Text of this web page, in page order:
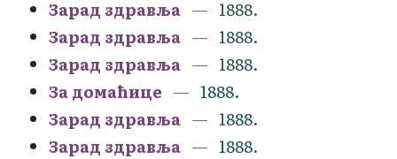
Зарад здравља
1888.
Зарад здравља
1888.
Зарад здравља
1888.
За домаћице
1888.
Зарад здравља
1888.
Зарад здравља
1888.